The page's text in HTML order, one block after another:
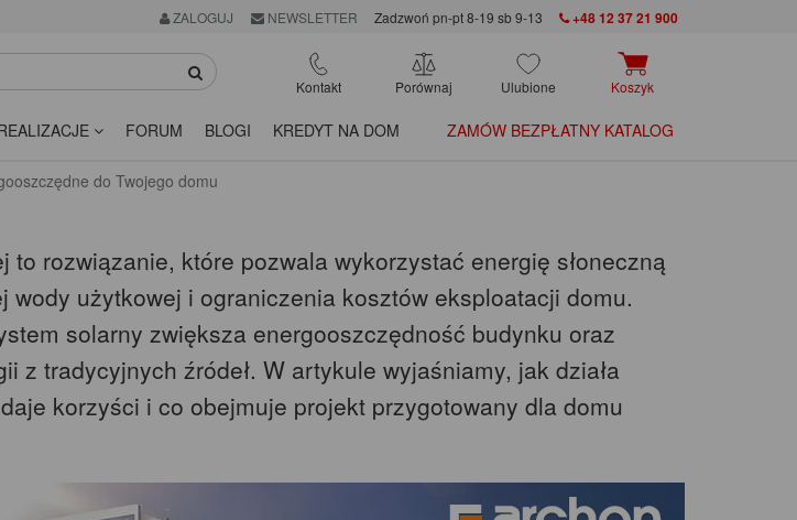
ZALOGUJ NEWSLETTER Zadzwoń pn-pt 8-19 sb 9-13 +48 12 37 21 900
Kontakt Porównaj Ulubione Koszyk
FORUM BLOGI KREDYT NA DOM ZAMÓW BEZPŁATNY KATALOG
do Twojego domu
to rozwiązanie, które pozwala wykorzystać energię słoneczną
wody użytkowej i ograniczenia kosztów eksploatacji domu.
solarny zwiększa energooszczędność budynku oraz
z tradycyjnych źródeł. W artykule wyjaśniamy, jak działa
korzyści i co obejmuje projekt przygotowany dla domu